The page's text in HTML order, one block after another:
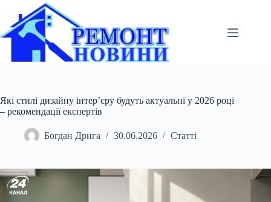
вмісту
Які стилі дизайну інтер’єру будуть актуальні у 2026 році
– рекомендації експертів
Богдан Дрига 30.06.2026 Статті